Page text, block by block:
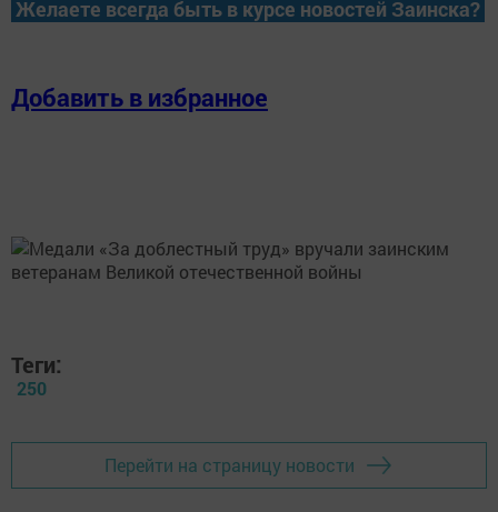
Желаете всегда быть в курсе новостей Заинска?
Добавить в избранное
Теги:
250
Перейти на страницу новости